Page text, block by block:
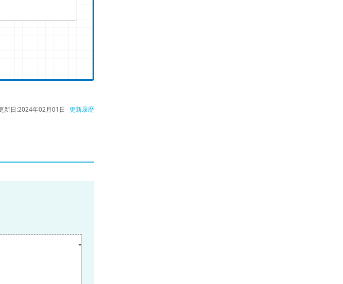
新日:2024年02月01日 更新履歴